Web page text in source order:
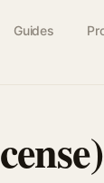
Guides